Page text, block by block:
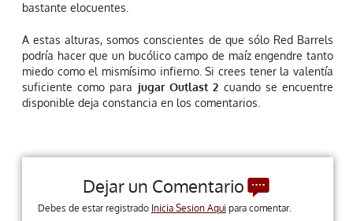
bastante elocuentes.
A estas alturas, somos conscientes de que sólo Red Barrels
podría hacer que un bucólico campo de maíz engendre tanto
miedo como el mismísimo infierno. Si crees tener la valentía
suficiente como para jugar Outlast 2 cuando se encuentre
disponible deja constancia en los comentarios.
Dejar un Comentario
Debes de estar registrado Inicia Sesion Aqui para comentar.